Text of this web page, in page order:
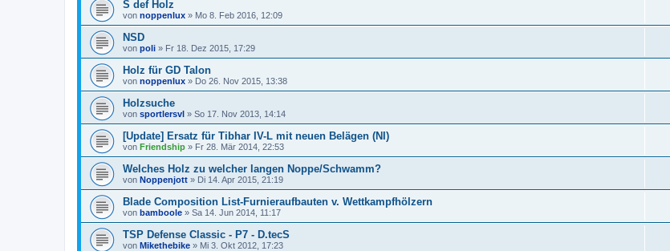
S def Holz
von noppenlux » Mo 8. Feb 2016, 12:09
NSD
von poli » Fr 18. Dez 2015, 17:29
Holz für GD Talon
von noppenlux » Do 26. Nov 2015, 13:38
Holzsuche
von sportlersvl » So 17. Nov 2013, 14:14
[Update] Ersatz für Tibhar IV-L mit neuen Belägen (NI)
von Friendship » Fr 28. Mär 2014, 22:53
Welches Holz zu welcher langen Noppe/Schwamm?
von Noppenjott » Di 14. Apr 2015, 21:19
Blade Composition List-Furnieraufbauten v. Wettkampfhölzern
von bamboole » Sa 14. Jun 2014, 11:17
TSP Defense Classic - P7 - D.tecS
von Mikethebike » Mi 3. Okt 2012, 17:23